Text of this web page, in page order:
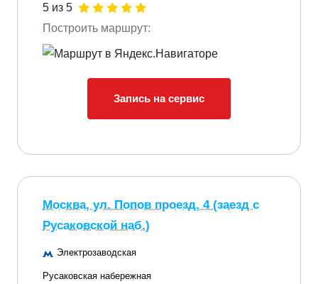
5 из 5
Построить маршрут:
Запись на сервис
Москва, ул. Попов проезд, 4 (заезд с
Русаковской наб.)
Электрозаводская
Русаковская набережная